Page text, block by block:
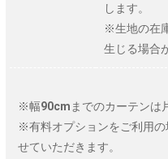
します。
※生地の在
生じる場合
※幅90cmまでのカーテンは
※有料オプションをご利用の
せていただきます。